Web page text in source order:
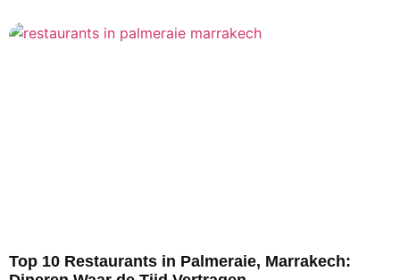
Top 10 Restaurants in Palmeraie, Marrakech: